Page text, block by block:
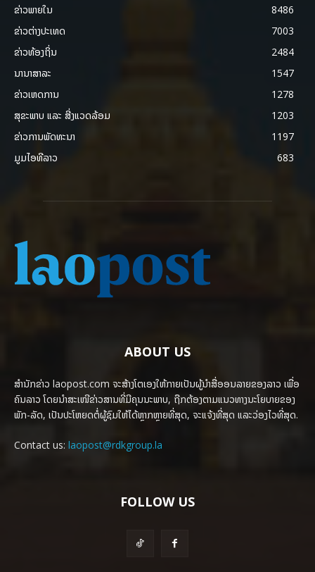
ຂ່າວພາຍ​ໃນ
8486
ຂ່າວຕ່າງປະເທດ
7003
ຂ່າວທ້ອງຖິ່ນ
2484
ນານາສາລະ
1547
ຂ່າວເຫດການ
1278
ສຸຂະພາບ ແລະ ສີ່ງແວດລ້ອມ
1203
ຂ່າວການພັດທະນາ
1197
ມູມໄອທີລາວ
683
ABOUT US
ສຳນັກຂ່າວ laopost.com ຈະສ້າງໂຕເອງໃຫ້ກາຍເປັນຜູ້ນຳສື່ອອນລາຍຂອງລາວ ເພື່ອ
ຄົນລາວ ໂດຍນຳສະເໜີຂ່າວສານທີ່ມີຄຸນນະພາບ, ຖືກຕ້ອງຕາມແນວທາງນະໂຍບາຍຂອງ
ພັກ-ລັດ, ເປັນປະໂຫຍດຕໍ່ຜູ້ຊົມໃຫ້ໄດ້ຫຼາກຫຼາຍທີ່ສຸດ, ຈະແຈ້ງທີ່ສຸດ ແລະວ່ອງໄວທີ່ສຸດ.
Contact us: laopost@rdkgroup.la
FOLLOW US